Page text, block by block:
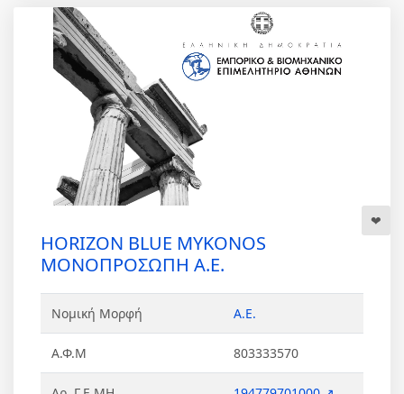
HORIZON BLUE MYKONOS
ΜΟΝΟΠΡΟΣΩΠΗ Α.Ε.
Νομική Μορφή Α.Ε.
Α.Φ.Μ 803333570